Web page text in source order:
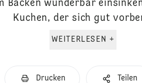
Backen wunderbar
Kuchen, der sich gut
WEITERLESEN +
Drucken Teilen